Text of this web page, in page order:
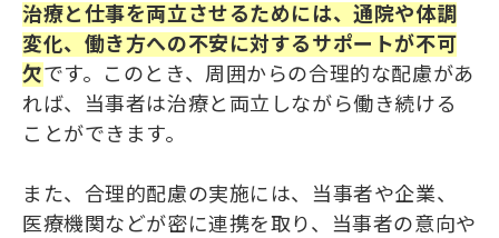
治療と仕事を両立させるためには、通院や体調
変化、働き方への不安に対するサポートが不可
欠です。このとき、周囲からの合理的な配慮があ
れば、当事者は治療と両立しながら働き続ける
ことができます。
また、合理的配慮の実施には、当事者や企業、
医療機関などが密に連携を取り、当事者の意向や